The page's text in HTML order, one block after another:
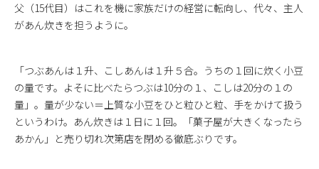
父（15代目）はこれを機に家族だけの経営に転向し、代々、主人
があん炊きを担うように。
「つぶあんは１升、こしあんは１升５合。うちの１回に炊く小豆
の量です。よそに比べたらつぶは10分の１、こしは20分の１の
量」。量が少ない＝上質な小豆をひと粒ひと粒、手をかけて扱う
というわけ。あん炊きは１日に１回。「菓子屋が大きくなったら
あかん」と売り切れ次第店を閉める徹底ぶりです。